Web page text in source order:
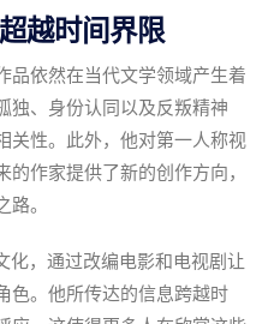
越时间界限
品依然在当代文学领域产生着
独、身份认同以及反叛精神
关性。此外，他对第一人称视
作家提供了新的创作方向，
。
化，通过改编电影和电视剧让
色。他所传达的信息跨越时